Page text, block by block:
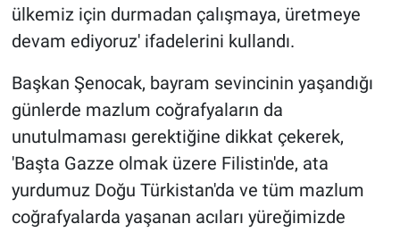
ülkemiz için durmadan çalışmaya, üretmeye
devam ediyoruz' ifadelerini kullandı.
Başkan Şenocak, bayram sevincinin yaşandığı
günlerde mazlum coğrafyaların da
unutulmaması gerektiğine dikkat çekerek,
'Başta Gazze olmak üzere Filistin'de, ata
yurdumuz Doğu Türkistan'da ve tüm mazlum
coğrafyalarda yaşanan acıları yüreğimizde